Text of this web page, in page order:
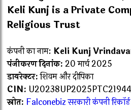
Keli Kunj is a Private
Religious Trust
कंपनी का नाम: Keli Kunj
पंजीकरण दिनांक: 20 मार्च 2025
डायरेक्टर:शिवम और दीपिका
CIN:
स्रोत: Falconebiz सरकारी कंपनी रिकॉर्ड